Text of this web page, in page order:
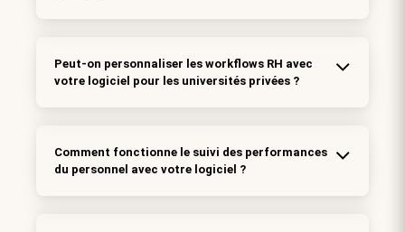
Peut-on personnaliser les workflows RH avec
votre logiciel pour les universités privées ?
Comment fonctionne le suivi des performances
du personnel avec votre logiciel ?